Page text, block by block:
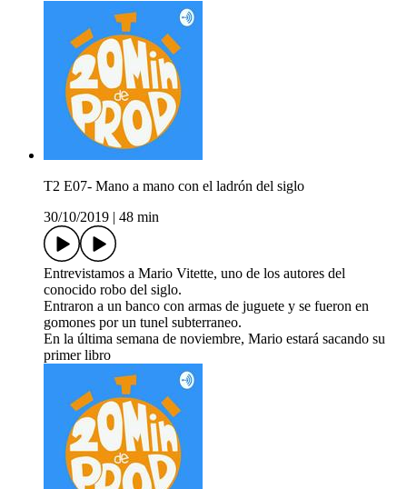
T2 E07- Mano a mano con el ladrón del siglo
30/10/2019
48 min
Entrevistamos a Mario Vitette, uno de los autores del
conocido robo del siglo.
Entraron a un banco con armas de juguete y se fueron en
gomones por un tunel subterraneo.
En la última semana de noviembre, Mario estará sacando su
primer libro